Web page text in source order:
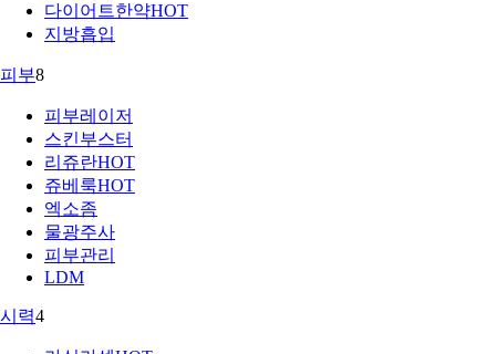
다이어트한약HOT
지방흡입
피부8
피부레이저
스킨부스터
리쥬란HOT
쥬베룩HOT
엑소좀
물광주사
피부관리
LDM
시력4